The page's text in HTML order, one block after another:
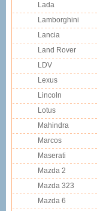
Lada
Lamborghini
Lancia
Land Rover
LDV
Lexus
Lincoln
Lotus
Mahindra
Marcos
Maserati
Mazda 2
Mazda 323
Mazda 6